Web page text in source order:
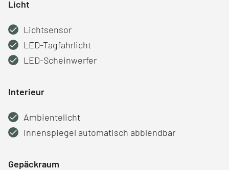
Licht
Lichtsensor
LED-Tagfahrlicht
LED-Scheinwerfer
Interieur
Ambientelicht
Innenspiegel automatisch abblendbar
Gepäckraum